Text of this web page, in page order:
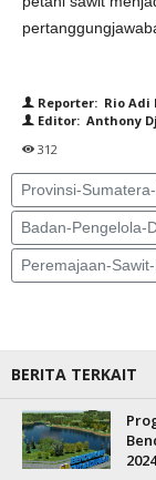
Reporter: Rio Adi
Editor: Anthony
312
Provinsi-
Badan-Pengelola-
Peremajaan-
BERITA TERKAIT
2024